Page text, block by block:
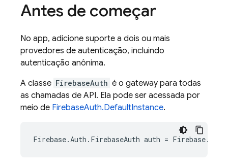
Antes de começar
No app, adicione suporte a dois ou mais
provedores de autenticação, incluindo
autenticação anônima.
A classe FirebaseAuth é o gateway para todas
as chamadas de API. Ela pode ser acessada por
meio de FirebaseAuth.DefaultInstance.
Firebase.Auth . FirebaseAuth auth = Firebase.